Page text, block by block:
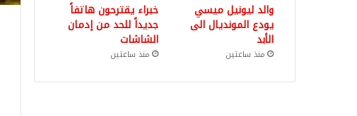
والد ليونيل ميسي
يودع المونديال الى
الأبد
منذ ساعتين
خبراء يقترحون هاتفاً
جديداً للحد من إدمان
الشاشات
منذ ساعتين